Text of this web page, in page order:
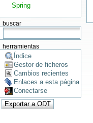
Spring
buscar
herramientas
Índice
Gestor de ficheros
Cambios recientes
Enlaces a esta página
Conectarse